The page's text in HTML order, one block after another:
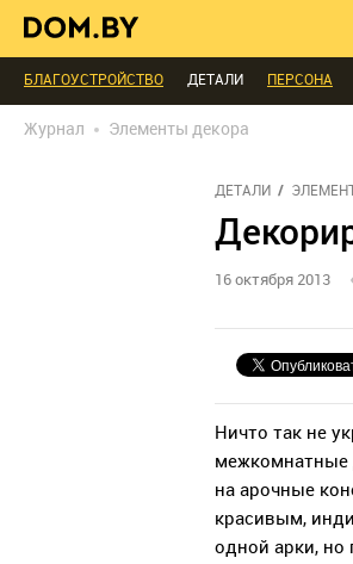
ИНТЕРЬЕР КАК НА КАРТИНКЕ
БЛАГОУСТРОЙСТВО
ДЕТАЛИ ПЕРСОНА
Журнал Элементы декора
ДЕТАЛИ
16 октября 2013
Ничто так не
межкомнатные
на арочные
красивым,
одной арки, но